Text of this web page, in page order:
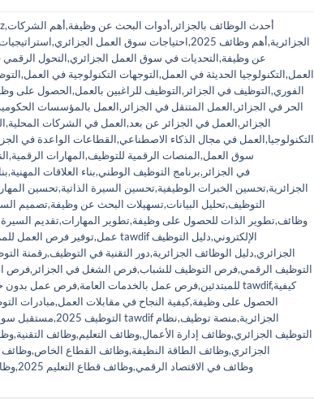
, أحدث الوظائف بالجزائر ,أدوات البحث عن وظيفة,أهم الشركات
الجزائرية,أهم وظائف 2025 ,احتياجات سوق العمل الجزائري,
عن وظيفة,التحديات في سوق العمل الجزائري,التحول الرقمي
العمل,التكنولوجيا الحديثة في العمل,التوجهات التكنولوجية في العمل,
الفوري,التوظيف في الجزائر ,التوظيف للراغبين بالعمل,الحصول على
الحر في الجزائر ,العمل المتنقل في الجزائر ,العمل بالمؤسسات
الجزائر ,العمل في الجزائر عن بعد,العمل في الشركات المحلية,
التكنولوجيا,العمل في مجال الذكاء الاصطناعي,القطاعات الواعدة في
سوق العمل,المنصات الرقمية للتوظيف,المهارات الرقمية,
برنامج tawdif في الجزائر ,برنامج التوظيف الوطني,بناء العلاقات المهنية,
الجزائرية,تحسين الخبرات الوظيفية,تحسين السيرة الذاتية,تحسين
التوظيف,تحليل البيانات,تسهيلات البحث عن وظيفة,تصميم
وظائف,تطوير الذات للحصول على وظيفة,تطوير المهارات,تقديم السيرة
عمل,توفير فرص العمل دليل tawdif الإلكتروني,دليل التوظيف
الجزائري,دليل الوظائف الجزائرية,دور التقنية في التوظيف,رقمنة
التوظيف الرقمي,فرص التوظيف للشباب,فرص الشغل في الجزائر ,فرص
للمبتدئين,فرص عمل بالخدمات العامة,فرص عمل بدون كيفية التسجيل على منصة tawdif,كيفية
الحصول على وظيفة,كيفية النجاح في مقابلات العمل,مبادرات
التوظيف 2025
,مستقبل منصة tawdif الجزائرية,منصة توظيف,نظام
التوظيف الجزائري,وظائف إدارة الأعمال,وظائف التعليم,وظائف التقنية,
الجزائري,وظائف الطاقة النظيفة,وظائف القطاع الخاص,وظائف
وظائف في الاقتصاد الرقمي,وظائف قطاع التعليم 2025 ,